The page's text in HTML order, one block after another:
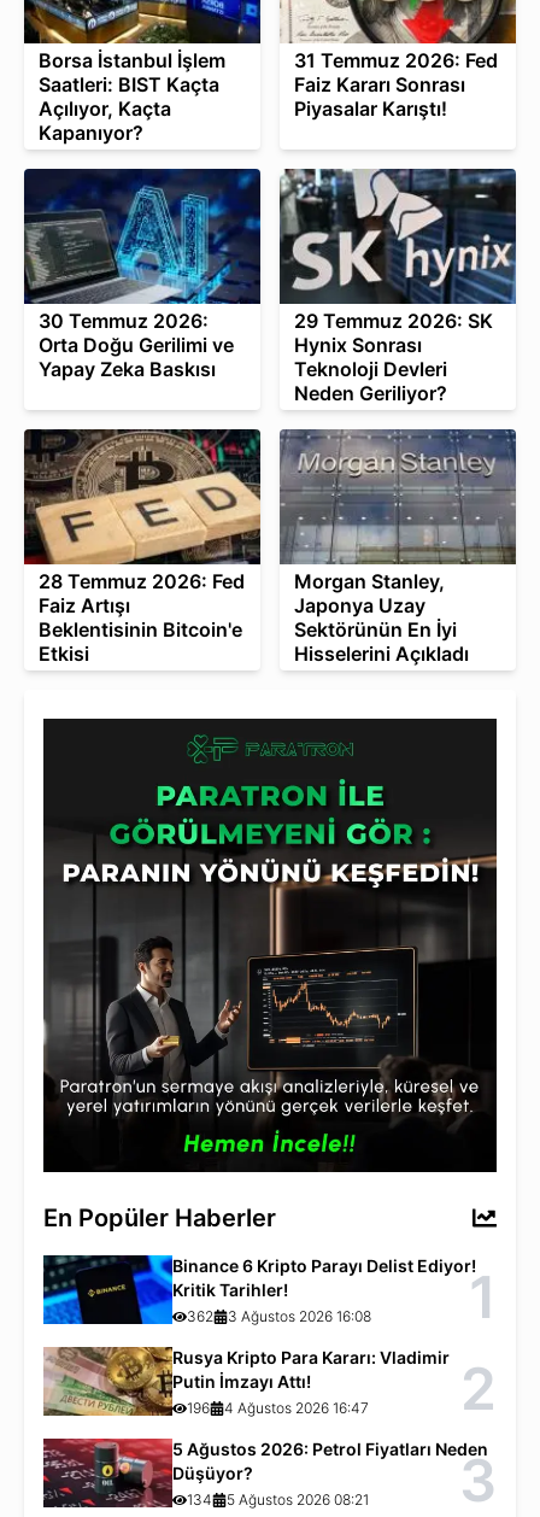
Borsa İstanbul İşlem
Saatleri: BIST Kaçta
Açılıyor, Kaçta
Kapanıyor?
31 Temmuz 2026: Fed
Faiz Kararı Sonrası
Piyasalar Karıştı!
30 Temmuz 2026:
Orta Doğu Gerilimi ve
Yapay Zeka Baskısı
29 Temmuz 2026: SK
Hynix Sonrası
Teknoloji Devleri
Neden Geriliyor?
28 Temmuz 2026: Fed
Faiz Artışı
Beklentisinin Bitcoin'e
Etkisi
Morgan Stanley,
Japonya Uzay
Sektörünün En İyi
Hisselerini Açıkladı
En Popüler Haberler
Binance 6 Kripto Parayı Delist Ediyor!
Kritik Tarihler!
362 3 Ağustos 2026 16:08 1
Rusya Kripto Para Kararı: Vladimir
Putin İmzayı Attı!
196 4 Ağustos 2026 16:47 2
5 Ağustos 2026: Petrol Fiyatları Neden
Düşüyor?
134 5 Ağustos 2026 08:21 3